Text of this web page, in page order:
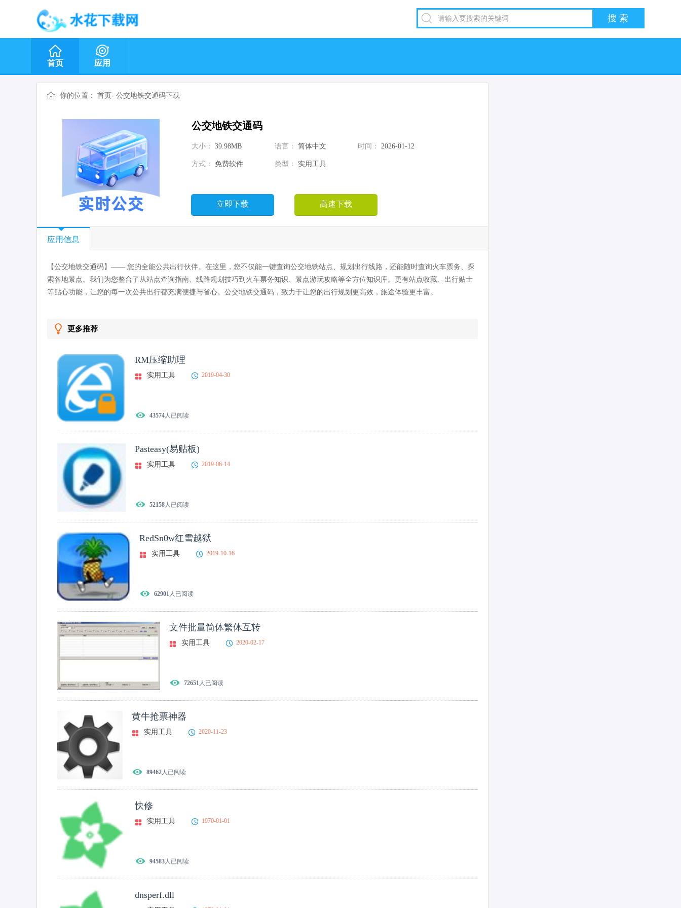
首页 应用
你的位置： 首页 - 公交地铁交通码下载
公交地铁交通码
大小： 39.98MB 语言： 简体中文 时间： 2026-01-12
方式： 免费软件 类型： 实用工具
立即下载 高速下载
应用信息
【公交地铁交通码】—— 您的全能公共出行伙伴。在这里，您不仅能一键查询公交地铁站点、规划出行线路，还能随时查询火车票务、探
索各地景点。我们为您整合了从站点查询指南、线路规划技巧到火车票务知识、景点游玩攻略等全方位知识库。更有站点收藏、出行贴士
等贴心功能，让您的每一次公共出行都充满便捷与省心。公交地铁交通码，致力于让您的出行规划更高效，旅途体验更丰富。
更多推荐
RM压缩助理
实用工具 2019-04-30
43574人已阅读
Pasteasy(易贴板)
实用工具 2019-06-14
52158人已阅读
RedSn0w红雪越狱
实用工具 2019-10-16
62901人已阅读
文件批量简体繁体互转
实用工具 2020-02-17
72651人已阅读
黄牛抢票神器
实用工具 2020-11-23
89462人已阅读
快修
实用工具 1970-01-01
94583人已阅读
dnsperf.dll